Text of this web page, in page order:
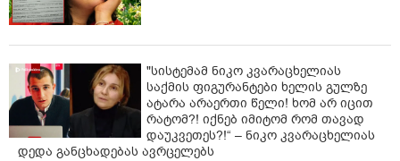
"სისტემამ ნიკო კვარაცხელიას
საქმის ფიგურანტები ხელის გულზე
ატარა არაერთი წელი! ხომ არ იცით
რატომ?! იქნებ იმიტომ რომ თავად
დაუკვეთეს?!“ – ნიკო კვარაცხელიას
დედა განცხადებას ავრცელებს